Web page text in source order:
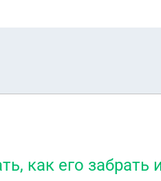
как его забрать